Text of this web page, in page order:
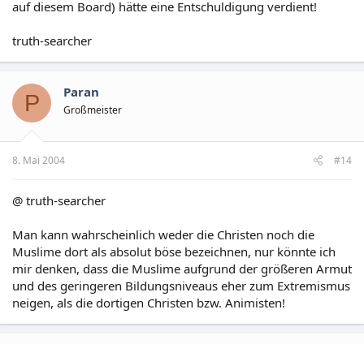
auf diesem Board) hätte eine Entschuldigung verdient!
truth-searcher
P Paran
Großmeister
8. Mai 2004 #14
@ truth-searcher
Man kann wahrscheinlich weder die Christen noch die
Muslime dort als absolut böse bezeichnen, nur könnte ich
mir denken, dass die Muslime aufgrund der größeren Armut
und des geringeren Bildungsniveaus eher zum Extremismus
neigen, als die dortigen Christen bzw. Animisten!